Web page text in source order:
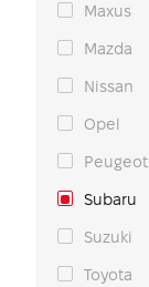
Maxus
Mazda
Nissan
Opel
Peugeot
Subaru
Suzuki
Toyota